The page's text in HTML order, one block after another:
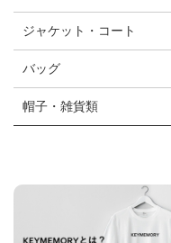
ジャケット・コート
バッグ
帽子・雑貨類